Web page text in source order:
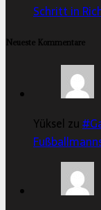
Schritt in
Neueste Kommentare
Yüksel zu